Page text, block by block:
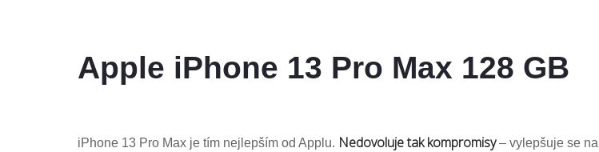
Apple iPhone 13 Pro Max 128 GB
iPhone 13 Pro Max je tím nejlepším od Applu. Nedovoluje tak kompromisy – vylepšuje se na